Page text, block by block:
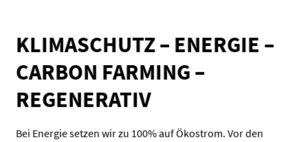
KLIMASCHUTZ – ENERGIE –
CARBON FARMING –
REGENERATIV
Bei Energie setzen wir zu 100% auf Ökostrom. Vor den